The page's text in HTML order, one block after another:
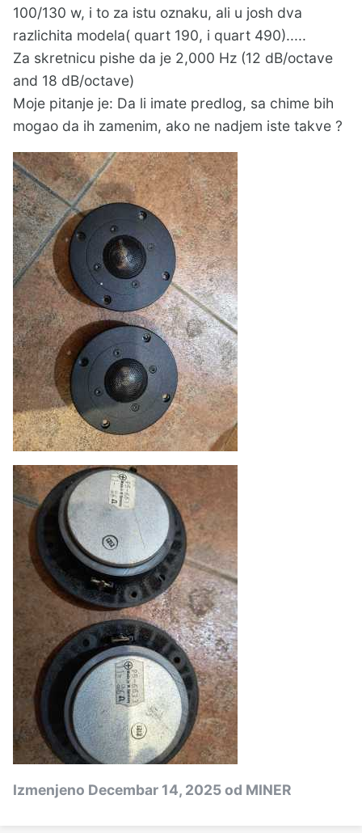
100/130 w, i to za istu oznaku, ali u josh dva
razlichita modela( quart 190, i quart 490).....
Za skretnicu pishe da je 2,000 Hz (12 dB/octave
and 18 dB/octave)
Moje pitanje je: Da li imate predlog, sa chime bih
mogao da ih zamenim, ako ne nadjem iste takve ?
Izmenjeno Decembar 14, 2025od MINER